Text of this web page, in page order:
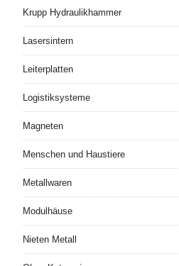
Krupp Hydraulikhammer
Lasersintern
Leiterplatten
Logistiksysteme
Magneten
Menschen und Haustiere
Metallwaren
Modulhäuse
Nieten Metall